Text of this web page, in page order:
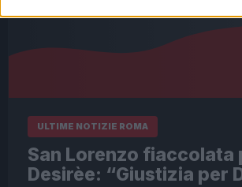
ULTIME NOTIZIE ROMA
San Lorenzo fiaccolata
Desirèe: “Giustizia per